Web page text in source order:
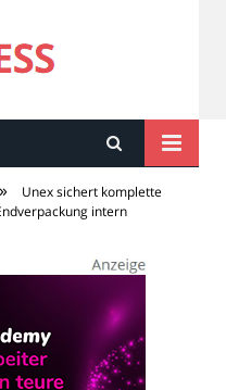
PRESS
»
Unex sichert komplette
intern